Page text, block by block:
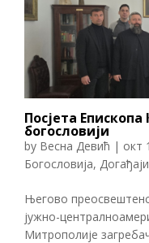
Посјета
богословији
by Весна Девић | окт
Богословија, Догађаји
Његово
јужно-
Митрополије